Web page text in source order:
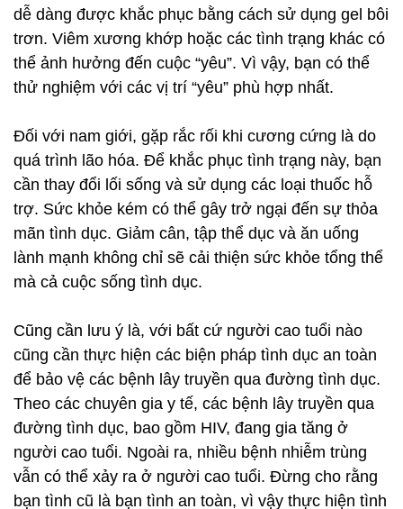
dễ dàng được khắc phục bằng cách sử dụng gel bôi
trơn. Viêm xương khớp hoặc các tình trạng khác có
thể ảnh hưởng đến cuộc “yêu”. Vì vậy, bạn có thể
thử nghiệm với các vị trí “yêu” phù hợp nhất.
Đối với nam giới, gặp rắc rối khi cương cứng là do
quá trình lão hóa. Để khắc phục tình trạng này, bạn
cần thay đổi lối sống và sử dụng các loại thuốc hỗ
trợ. Sức khỏe kém có thể gây trở ngại đến sự thỏa
mãn tình dục. Giảm cân, tập thể dục và ăn uống
lành mạnh không chỉ sẽ cải thiện sức khỏe tổng thể
mà cả cuộc sống tình dục.
Cũng cần lưu ý là, với bất cứ người cao tuổi nào
cũng cần thực hiện các biện pháp tình dục an toàn
để bảo vệ các bệnh lây truyền qua đường tình dục.
Theo các chuyên gia y tế, các bệnh lây truyền qua
đường tình dục, bao gồm HIV, đang gia tăng ở
người cao tuổi. Ngoài ra, nhiều bệnh nhiễm trùng
vẫn có thể xảy ra ở người cao tuổi. Đừng cho rằng
bạn tình cũ là bạn tình an toàn, vì vậy thực hiện tình